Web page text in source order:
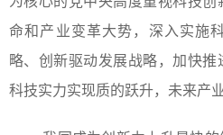
命和产业变革大势，深入实施
略、创新驱动发展战略，加快
科技实力实现质的跃升，未来产